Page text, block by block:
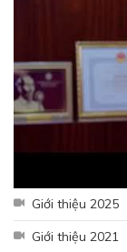
Giới thiệu 2025
Giới thiệu 2021
THÉP MIỀN
Khánh Hòa